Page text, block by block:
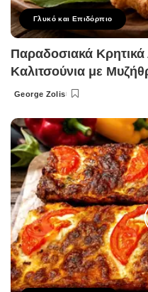
Γλυκό και Επιδόρπιο
Παραδοσιακά Κρητικά
Καλιτσούνια με
Posted
George Zolis